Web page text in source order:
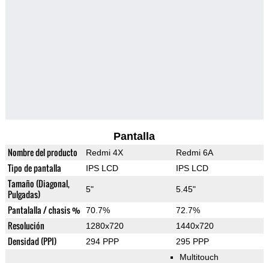
Pantalla
Nombre del producto Redmi 4X Redmi 6A
Tipo de pantalla IPS LCD IPS LCD
Tamaño (Diagonal,
Pulgadas)
5" 5.45"
Pantalalla / chasis % 70.7% 72.7%
Resolución 1280x720 1440x720
Densidad (PPI) 294 PPP 295 PPP
Multitouch